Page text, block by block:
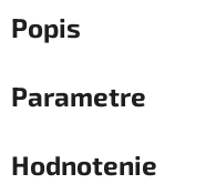
Popis
Parametre
Hodnotenie